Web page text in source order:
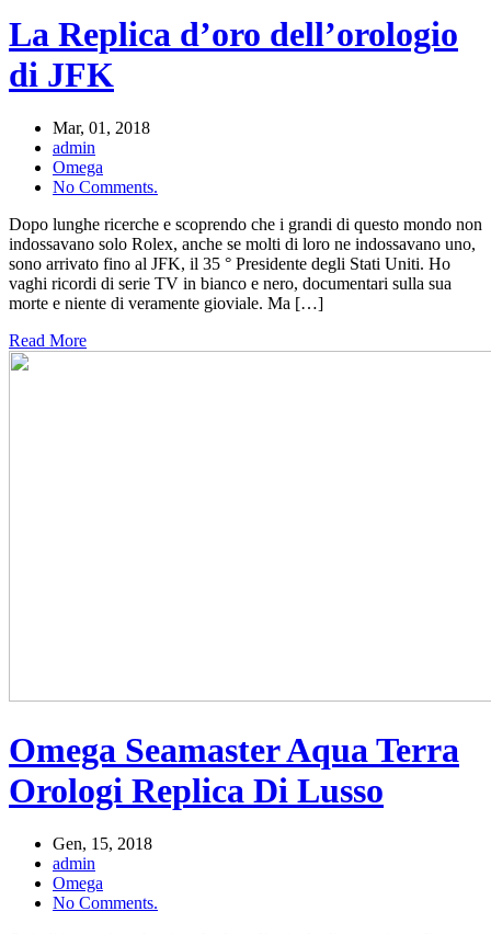
La Replica d’oro dell’orologio
di JFK
Mar, 01, 2018
admin
Omega
No Comments.
Dopo lunghe ricerche e scoprendo che i grandi di questo mondo non
indossavano solo Rolex, anche se molti di loro ne indossavano uno,
sono arrivato fino al JFK, il 35 ° Presidente degli Stati Uniti. Ho
vaghi ricordi di serie TV in bianco e nero, documentari sulla sua
morte e niente di veramente gioviale. Ma […]
Read More
Omega Seamaster Aqua Terra
Orologi Replica Di Lusso
Gen, 15, 2018
admin
Omega
No Comments.